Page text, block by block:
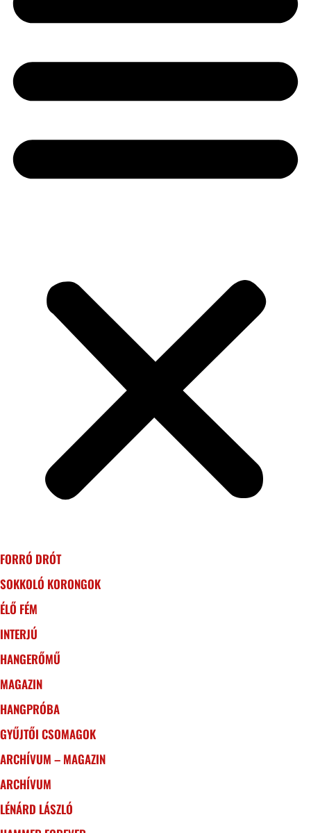
FORRÓ DRÓT
SOKKOLÓ KORONGOK
ÉLŐ FÉM
INTERJÚ
HANGERŐMŰ
MAGAZIN
HANGPRÓBA
GYŰJTŐI CSOMAGOK
ARCHÍVUM – MAGAZIN
ARCHÍVUM
LÉNÁRD LÁSZLÓ